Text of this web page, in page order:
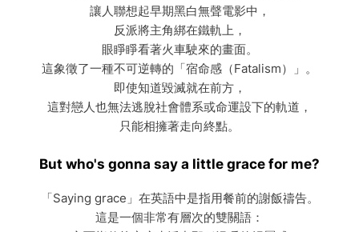
讓人聯想起早期黑白無聲電影中，
反派將主角綁在鐵軌上，
眼睜睜看著火車駛來的畫面。
這象徵了一種不可逆轉的「宿命感（Fatalism）」。
即使知道毀滅就在前方，
這對戀人也無法逃脫社會體系或命運設下的軌道，
只能相擁著走向終點。
But who's gonna say a little grace for me?
「Saying grace」在英語中是指用餐前的謝飯禱告。
這是一個非常有層次的雙關語：